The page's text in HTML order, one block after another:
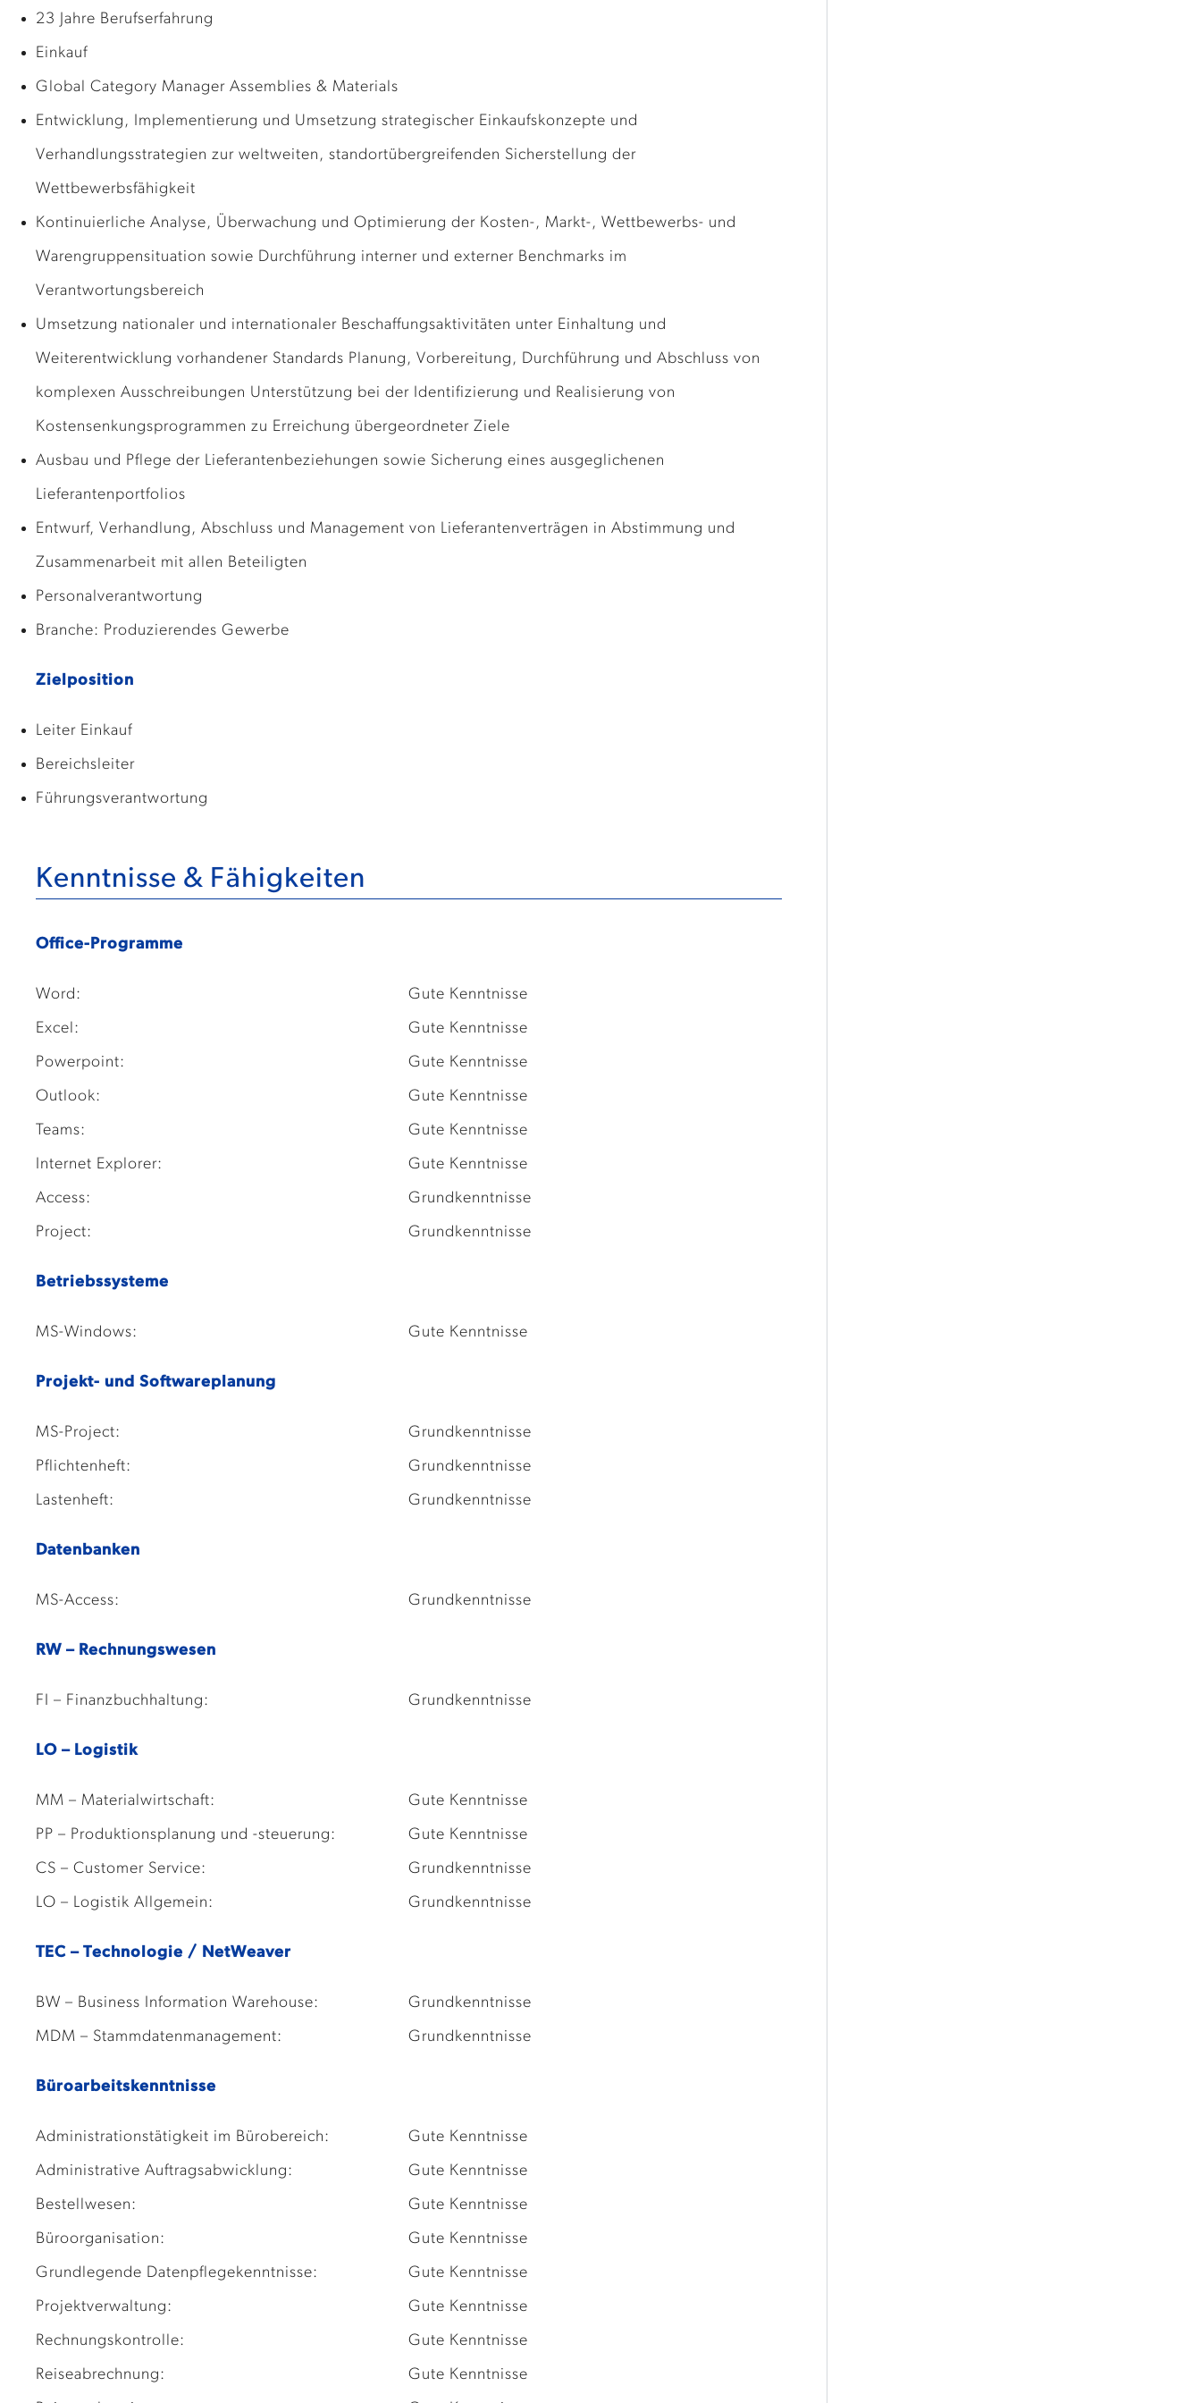
23 Jahre Berufserfahrung
Einkauf
Global Category Manager Assemblies & Materials
Entwicklung, Implementierung und Umsetzung strategischer Einkaufskonzepte und
Verhandlungsstrategien zur weltweiten, standortübergreifenden Sicherstellung der
Wettbewerbsfähigkeit
Kontinuierliche Analyse, Überwachung und Optimierung der Kosten-, Markt-, Wettbewerbs- und
Warengruppensituation sowie Durchführung interner und externer Benchmarks im
Verantwortungsbereich
Umsetzung nationaler und internationaler Beschaffungsaktivitäten unter Einhaltung und
Weiterentwicklung vorhandener Standards Planung, Vorbereitung, Durchführung und Abschluss von
komplexen Ausschreibungen Unterstützung bei der Identifizierung und Realisierung von
Kostensenkungsprogrammen zu Erreichung übergeordneter Ziele
Ausbau und Pflege der Lieferantenbeziehungen sowie Sicherung eines ausgeglichenen
Lieferantenportfolios
Entwurf, Verhandlung, Abschluss und Management von Lieferantenverträgen in Abstimmung und
Zusammenarbeit mit allen Beteiligten
Personalverantwortung
Branche: Produzierendes Gewerbe
Zielposition
Leiter Einkauf
Bereichsleiter
Führungsverantwortung
Kenntnisse & Fähigkeiten
Office-Programme
Word:
Gute Kenntnisse
Excel:
Gute Kenntnisse
Powerpoint:
Gute Kenntnisse
Outlook:
Gute Kenntnisse
Teams:
Gute Kenntnisse
Internet Explorer:
Gute Kenntnisse
Access:
Grundkenntnisse
Project:
Grundkenntnisse
Betriebssysteme
MS-Windows: Gute Kenntnisse
Projekt- und Softwareplanung
MS-Project:
Grundkenntnisse
Pflichtenheft:
Grundkenntnisse
Lastenheft:
Grundkenntnisse
Datenbanken
MS-Access: Grundkenntnisse
RW – Rechnungswesen
FI – Finanzbuchhaltung: Grundkenntnisse
LO – Logistik
MM – Materialwirtschaft:
Gute Kenntnisse
PP – Produktionsplanung und -steuerung:
Gute Kenntnisse
CS – Customer Service:
Grundkenntnisse
LO – Logistik Allgemein:
Grundkenntnisse
TEC – Technologie / NetWeaver
BW – Business Information Warehouse:
Grundkenntnisse
MDM – Stammdatenmanagement:
Grundkenntnisse
Büroarbeitskenntnisse
Administrationstätigkeit im Bürobereich:
Gute Kenntnisse
Administrative Auftragsabwicklung:
Gute Kenntnisse
Bestellwesen:
Gute Kenntnisse
Büroorganisation:
Gute Kenntnisse
Grundlegende Datenpflegekenntnisse:
Gute Kenntnisse
Projektverwaltung:
Gute Kenntnisse
Rechnungskontrolle:
Gute Kenntnisse
Reiseabrechnung:
Gute Kenntnisse